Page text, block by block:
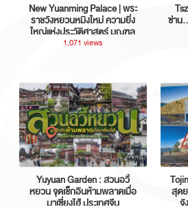
New Yuanming Palace | พระ
ราชวังหยวนหมิงใหม่ ความยิ่ง
ใหญ่แห่งประวัติศาสตร์ มณฑล
กวางตุ้ง ประเทศจีน
1,071 views
ซ่าน
Yuyuan Garden : สวนอวี้
หยวน จุดเช็กอินห้ามพลาดเมื่อ
มาเซี่ยงไฮ้ ประเทศจีน
สุด
จั